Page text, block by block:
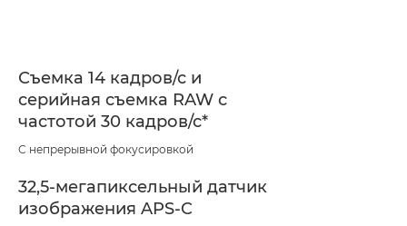
Съемка 14 кадров/с и
серийная съемка RAW с
частотой 30 кадров/с*
С непрерывной фокусировкой
32,5-мегапиксельный датчик
изображения APS-C